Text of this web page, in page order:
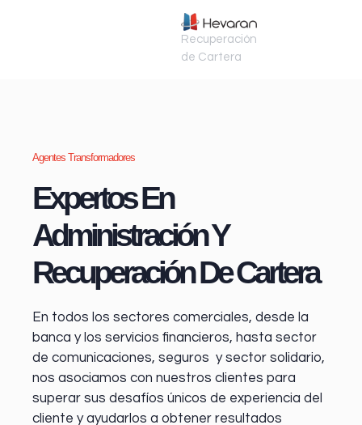
Recuperación
de Cartera
Agentes Transformadores
Expertos En
Administración Y
Recuperación De Cartera
En todos los sectores comerciales, desde la
banca y los servicios financieros, hasta sector
de comunicaciones, seguros y sector solidario,
nos asociamos con nuestros clientes para
superar sus desafíos únicos de experiencia del
cliente y ayudarlos a obtener resultados